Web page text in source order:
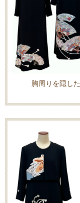
胸周りを隠し